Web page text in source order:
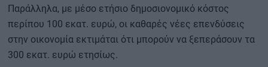
Παράλληλα, με μέσο ετήσιο δημοσιονομικό κόστος
περίπου 100 εκατ. ευρώ, οι καθαρές νέες επενδύσεις
στην οικονομία εκτιμάται ότι μπορούν να ξεπεράσουν τα
300 εκατ. ευρώ ετησίως.